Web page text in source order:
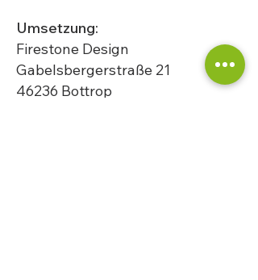
Umsetzung:
Firestone Design
Gabelsbergerstraße 21
46236 Bottrop